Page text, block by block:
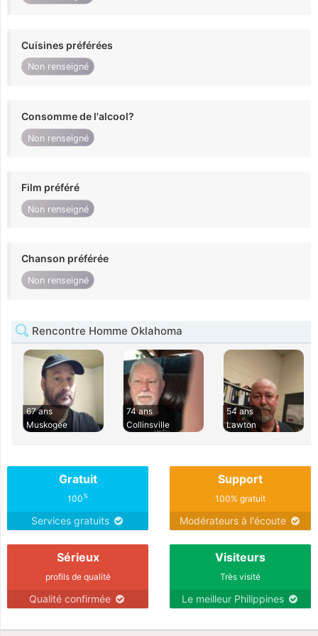
Cuisines préférées
Non renseigné
Consomme de l'alcool?
Non renseigné
Film préféré
Non renseigné
Chanson préférée
Non renseigné
Rencontre Homme Oklahoma
67 ans
Muskogee
74 ans
Collinsville
54 ans
Lawton
Gratuit
100%
Services gratuits
Support
100% gratuit
Modérateurs à l'écoute
Sérieux
profils de qualité
Qualité confirmée
Visiteurs
Très visité
Le meilleur Philippines